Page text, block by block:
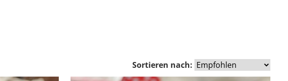
Sortieren nach: